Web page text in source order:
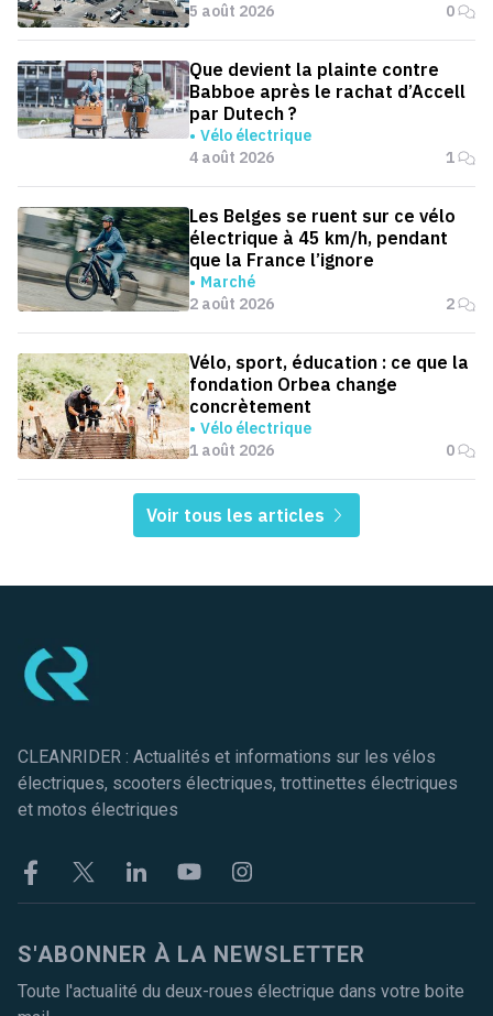
5 août 2026
0
Que devient la plainte contre
Babboe après le rachat d’Accell
par Dutech ?
Vélo électrique
4 août 2026
1
Les Belges se ruent sur ce vélo
électrique à 45 km/h, pendant
que la France l’ignore
Marché
2 août 2026
2
Vélo, sport, éducation : ce que la
fondation Orbea change
concrètement
Vélo électrique
1 août 2026
0
Voir tous les articles
CLEANRIDER : Actualités et informations sur les vélos
électriques, scooters électriques, trottinettes électriques
et motos électriques
FacebookTwitter LinkekinYoutubeInstagram
S'ABONNER À LA NEWSLETTER
Toute l'actualité du deux-roues électrique dans votre boite